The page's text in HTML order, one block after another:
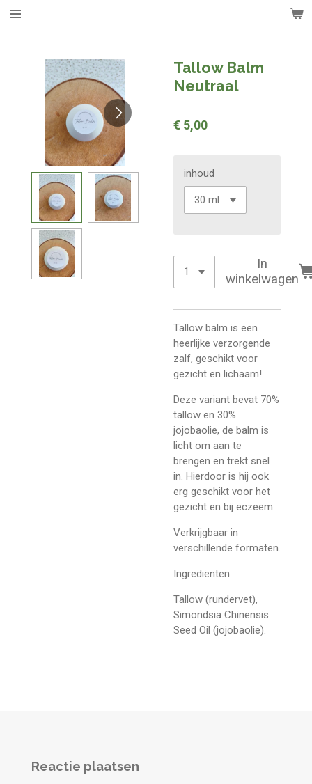
Ga
hoofdinhoud
Tallow Balm
Neutraal
€ 5,00
inhoud
In
winkelwagen
Tallow balm is een
heerlijke verzorgende
zalf, geschikt voor
gezicht en lichaam!
Deze variant bevat 70%
tallow en 30%
jojobaolie, de balm is
licht om aan te
brengen en trekt snel
in. Hierdoor is hij ook
erg geschikt voor het
gezicht en bij eczeem.
Verkrijgbaar in
verschillende formaten.
Ingrediënten:
Tallow (rundervet),
Simondsia Chinensis
Seed Oil (jojobaolie).
Reactie plaatsen